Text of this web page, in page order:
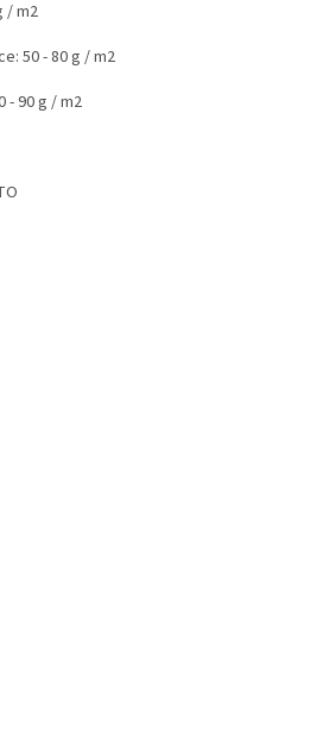
/ m2
50 - 80 g / m2
- 90 g / m2